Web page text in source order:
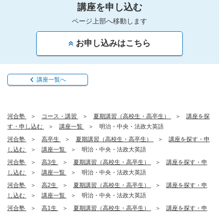
講座を申し込む
ページ上部へ移動します
お申し込みはこちら
講座一覧へ
河合塾 コース・講習 夏期講習（高校生・高卒生）
講座を探
す・申し込む
講座一覧
明治・中央・法政大英語
河合塾
高卒生 夏期講習（高校生・高卒生）
講座を探す・申
し込む
講座一覧
明治・中央・法政大英語
河合塾
高3生 夏期講習（高校生・高卒生）
講座を探す・申
し込む
講座一覧
明治・中央・法政大英語
河合塾
高2生 夏期講習（高校生・高卒生）
講座を探す・申
し込む
講座一覧
明治・中央・法政大英語
河合塾
高1生 夏期講習（高校生・高卒生）
講座を探す・申